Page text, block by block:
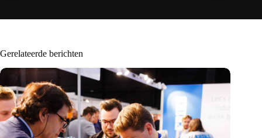
Gerelateerde berichten